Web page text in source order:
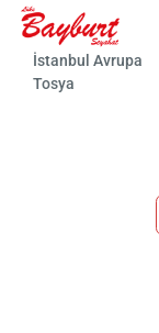
İstanbul Avrupa
Tosya